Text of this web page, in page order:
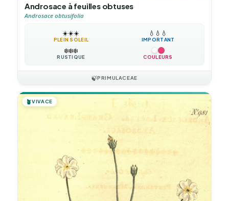
Androsace à feuilles obtuses
Androsace obtusifolia
☀️☀️☀️
PLEIN SOLEIL
💧 💧 💧
IMPORTANT
❄️❄️❄️
RUSTIQUE COULEURS
🍃PRIMULACEAE
🪴VIVACE